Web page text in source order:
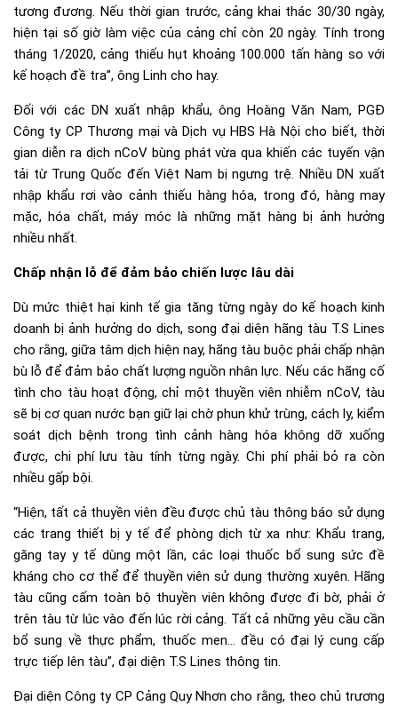
tương đương. Nếu thời gian trước, cảng khai thác 30/30 ngày,
hiện tại số giờ làm việc của cảng chỉ còn 20 ngày. Tính trong
tháng 1/2020, cảng thiếu hụt khoảng 100.000 tấn hàng so với
kế hoạch đề tra”, ông Linh cho hay.
Đối với các DN xuất nhập khẩu, ông Hoàng Văn Nam, PGĐ
Công ty CP Thương mại và Dịch vụ HBS Hà Nội cho biết, thời
gian diễn ra dịch nCoV bùng phát vừa qua khiến các tuyến vận
tải từ Trung Quốc đến Việt Nam bị ngưng trệ. Nhiều DN xuất
nhập khẩu rơi vào cảnh thiếu hàng hóa, trong đó, hàng may
mặc, hóa chất, máy móc là những mặt hàng bị ảnh hưởng
nhiều nhất.
Chấp nhận lỗ để đảm bảo chiến lược lâu dài
Dù mức thiệt hại kinh tế gia tăng từng ngày do kế hoạch kinh
doanh bị ảnh hưởng do dịch, song đại diện hãng tàu T.S Lines
cho rằng, giữa tâm dịch hiện nay, hãng tàu buộc phải chấp nhận
bù lỗ để đảm bảo chất lượng nguồn nhân lực. Nếu các hãng cố
tình cho tàu hoạt động, chỉ một thuyền viên nhiễm nCoV, tàu
sẽ bị cơ quan nước bạn giữ lại chờ phun khử trùng, cách ly, kiểm
soát dịch bệnh trong tình cảnh hàng hóa không dỡ xuống
được, chi phí lưu tàu tính từng ngày. Chi phí phải bỏ ra còn
nhiều gấp bội.
“Hiện, tất cả thuyền viên đều được chủ tàu thông báo sử dụng
các trang thiết bị y tế để phòng dịch từ xa như: Khẩu trang,
găng tay y tế dùng một lần, các loại thuốc bổ sung sức đề
kháng cho cơ thể để thuyền viên sử dụng thường xuyên. Hãng
tàu cũng cấm toàn bộ thuyền viên không được đi bờ, phải ở
trên tàu từ lúc vào đến lúc rời cảng. Tất cả những yêu cầu cần
bổ sung về thực phẩm, thuốc men… đều có đại lý cung cấp
trực tiếp lên tàu”, đại diện T.S Lines thông tin.
Đại diện Công ty CP Cảng Quy Nhơn cho rằng, theo chủ trương